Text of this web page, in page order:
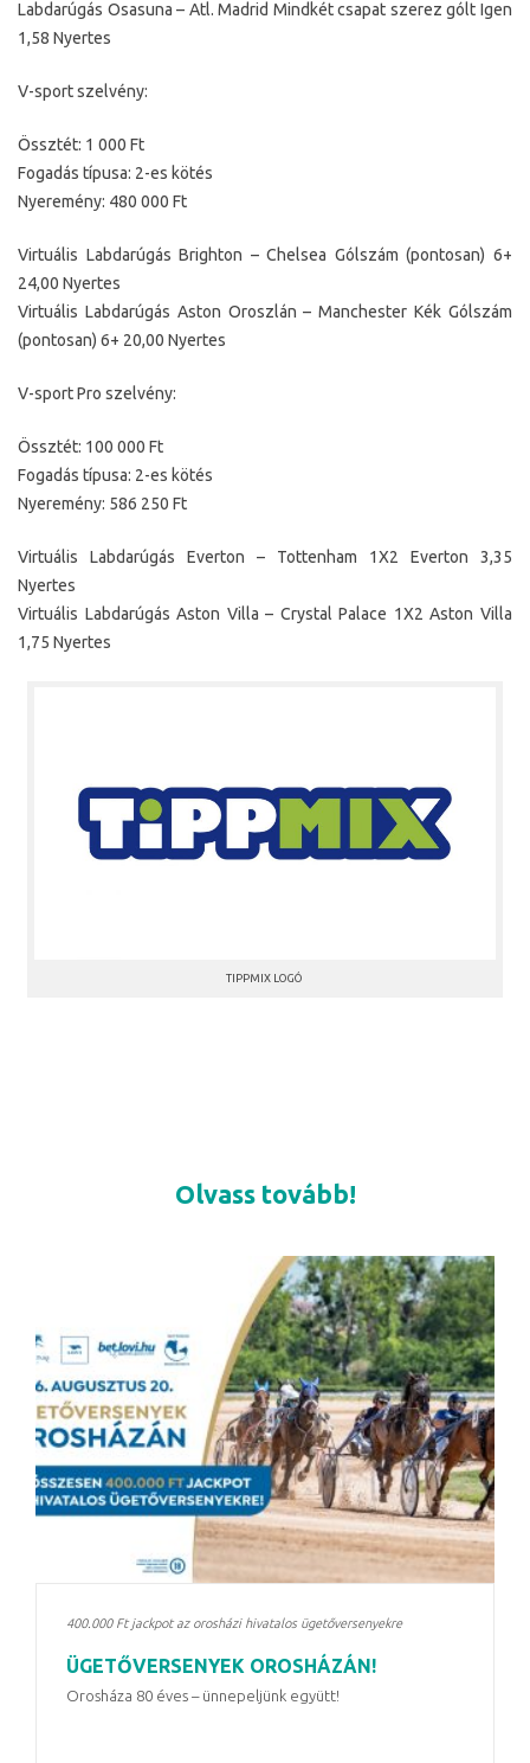
Labdarúgás Osasuna – Atl. Madrid Mindkét csapat szerez gólt Igen
1,58 Nyertes
V-sport szelvény:
Össztét: 1 000 Ft
Fogadás típusa: 2-es kötés
Nyeremény: 480 000 Ft
Virtuális Labdarúgás Brighton – Chelsea Gólszám (pontosan) 6+
24,00 Nyertes
Virtuális Labdarúgás Aston Oroszlán – Manchester Kék Gólszám
(pontosan) 6+ 20,00 Nyertes
V-sport Pro szelvény:
Össztét: 100 000 Ft
Fogadás típusa: 2-es kötés
Nyeremény: 586 250 Ft
Virtuális Labdarúgás Everton – Tottenham 1X2 Everton 3,35
Nyertes
Virtuális Labdarúgás Aston Villa – Crystal Palace 1X2 Aston Villa
1,75 Nyertes
TIPPMIX LOGÓ
Olvass tovább!
400.000 Ft jackpot az orosházi hivatalos ügetőversenyekre
ÜGETŐVERSENYEK OROSHÁZÁN!
Orosháza 80 éves – ünnepeljünk együtt!